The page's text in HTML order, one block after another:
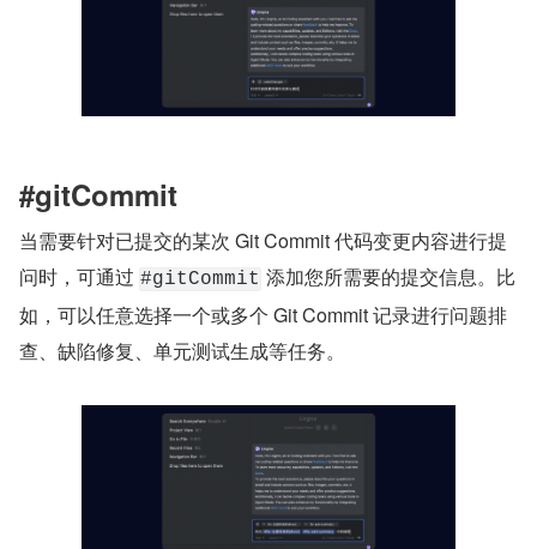
#gitCommit
当需要针对已提交的某次 Git Commit 代码变更内容进行提
问时，可通过 #gitCommit 添加您所需要的提交信息。比
如，可以任意选择一个或多个 Git Commit 记录进行问题排
查、缺陷修复、单元测试生成等任务。